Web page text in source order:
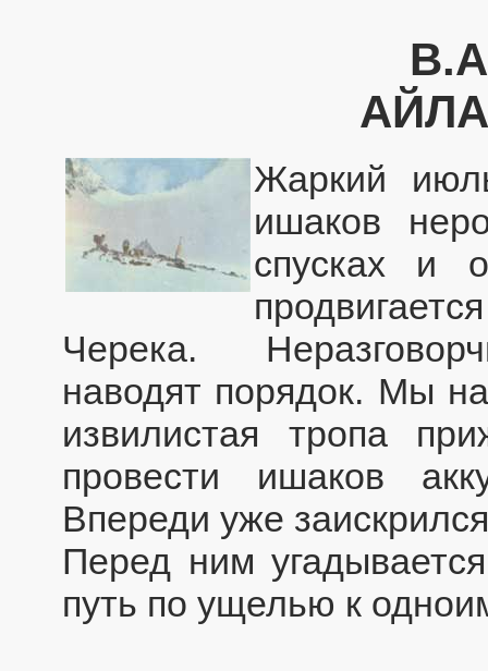
Жаркий
ишаков
спусках и
Черека.
наводят порядок. Мы
извилистая тропа
провести ишаков
Впереди уже
Перед ним
путь по ущелью к